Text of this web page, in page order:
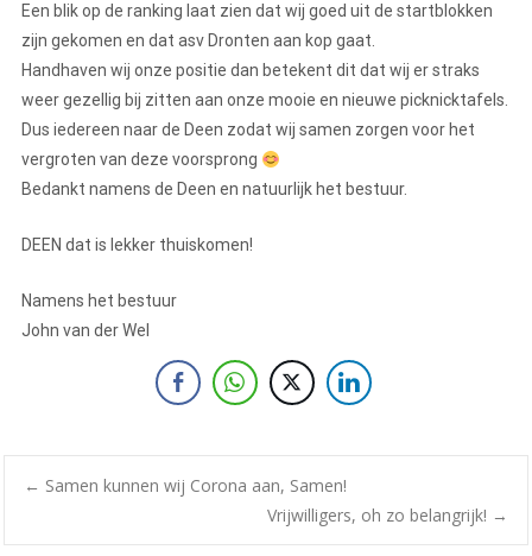
Een blik op de ranking laat zien dat wij goed uit de startblokken
zijn gekomen en dat asv Dronten aan kop gaat.
Handhaven wij onze positie dan betekent dit dat wij er straks
weer gezellig bij zitten aan onze mooie en nieuwe picknicktafels.
Dus iedereen naar de Deen zodat wij samen zorgen voor het
vergroten van deze voorsprong
Bedankt namens de Deen en natuurlijk het bestuur.
DEEN dat is lekker thuiskomen!
Namens het bestuur
John van der Wel
← Samen kunnen wij Corona aan, Samen!
Vrijwilligers, oh zo belangrijk! →